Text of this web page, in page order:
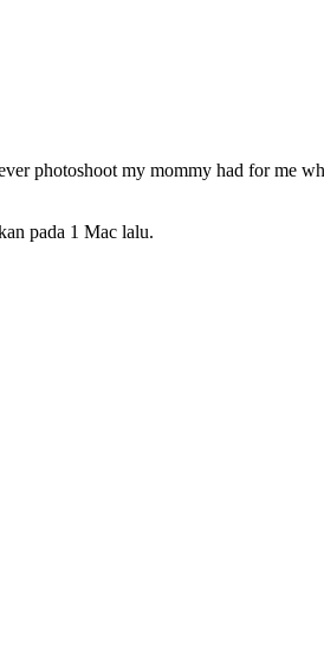
photoshoot my mommy had for me
pada 1 Mac lalu.